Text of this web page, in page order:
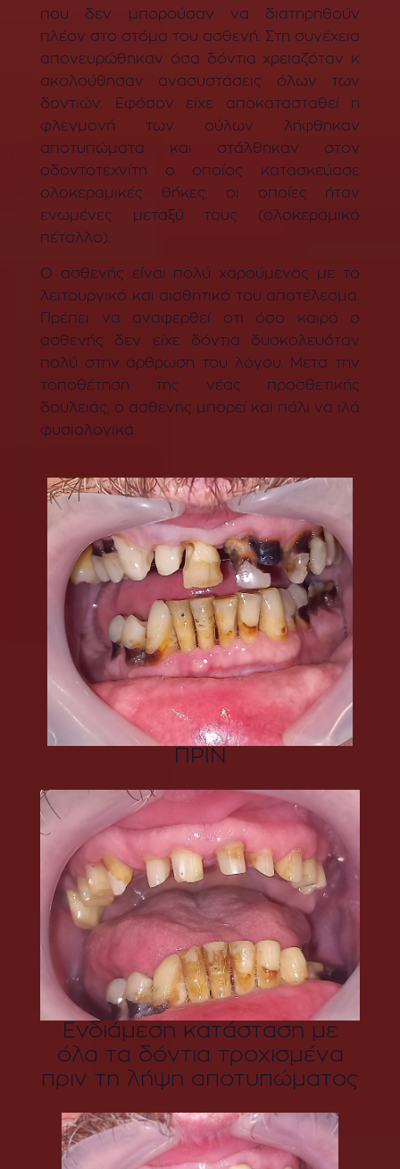
που δεν μπορούσαν να διατηρηθούν
πλέον στο στόμα του ασθενή. Στη συνέχεια
απονευρώθηκαν όσα δόντια χρειαζόταν κ
ακολούθησαν ανασυστάσεις όλων των
δοντιών. Εφόσον είχε αποκατασταθεί η
φλεγμονή των ούλων λήφθηκαν
αποτυπώματα και στάλθηκαν στον
οδοντοτεχνίτη ο οποίος κατασκεύασε
ολοκεραμικές θήκες, οι οποίες ήταν
ενωμένες μεταξύ τους (ολοκεραμικό
πέταλλο).
Ο ασθενής είναι πολύ χαρούμενος με το
λειτουργικό και αισθητικό του αποτέλεσμα.
Πρέπει να αναφερθεί οτι όσο καιρό ο
ασθενής δεν είχε δόντια δυσκολευόταν
πολύ στην άρθρωση του λόγου. Μετα την
τοποθέτηση της νέας προσθετικής
δουλειάς, ο ασθενής μπορεί και πάλι να ιλά
φυσιολογικά.
ΠΡΙΝ
Ενδιάμεση κατάσταση με
όλα τα δόντια τροχισμένα
πριν τη λήψη αποτυπώματος